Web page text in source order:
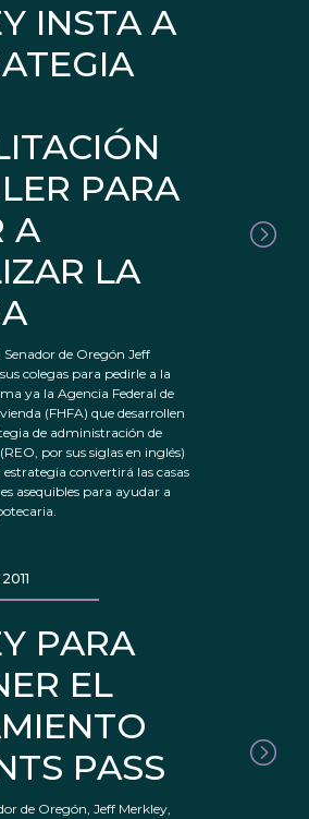
INSTA A
PARA
A
LA
de Oregón Jeff
colegas para pedirle a la
ya la Agencia Federal de
(FHFA) que desarrollen
de administración de
por sus siglas en inglés)
convertirá las casas
asequibles para ayudar a
PARA
EL
PASS
de Oregón, Jeff Merkley,